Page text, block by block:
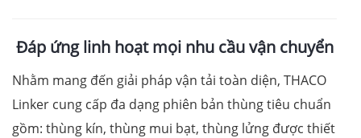
Đáp ứnglinh hoạtmọi nhu cầu vận chuyển
Nhằm mang đến giải pháp vận tải toàn diện, THACO
Linker cung cấp đa dạng phiên bản thùng tiêu chuẩn
gồm: thùng kín, thùng mui bạt, thùng lửng được thiết